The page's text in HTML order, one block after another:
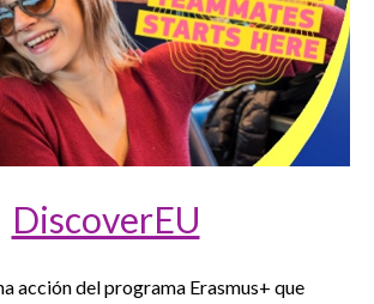
DiscoverEU
acción del programa Erasmus+ que